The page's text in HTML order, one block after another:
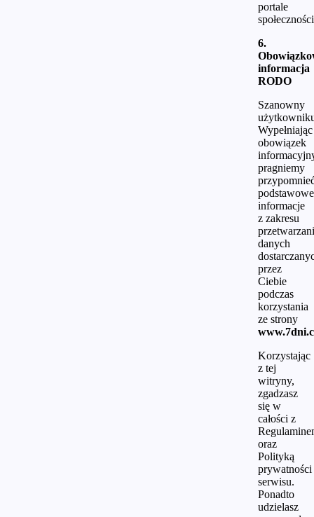
portale
6.
informacja
RODO
Szanowny
Wypełniając
obowiązek
pragniemy
podstawowe
informacje
z zakresu
danych
przez
Ciebie
podczas
korzystania
ze strony
Korzystając
z tej
witryny,
zgadzasz
się w
całości z
oraz
Polityką
prywatności
serwisu.
Ponadto
udzielasz